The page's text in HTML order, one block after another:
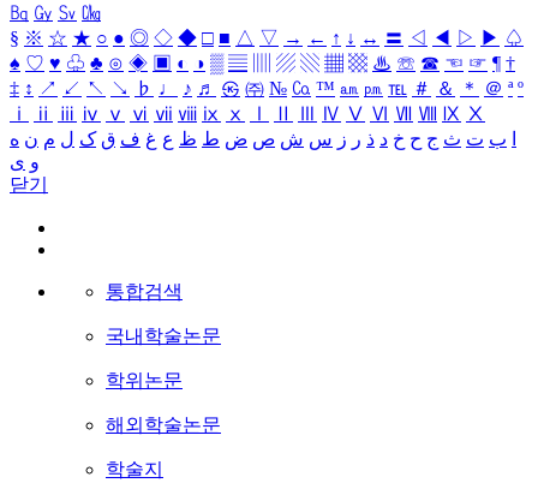
㏃ ㏉ ㏜ ㏆
§ ※ ☆ ★ ○ ● ◎ ◇ ◆ □ ■ △ ▽ → ← ↑ ↓ ↔ 〓 ◁ ◀ ▷ ▶ ♤
♠ ♡ ♥ ♧ ♣ ⊙ ◈ ▣ ◐ ◑ ▒ ▤ ▨ ▧ ▦ ▩ ♨ ☏ ☎ ☜ ☞ ¶ †
‡ ↕ ↗ ↙ ↖ ↘ ♭ ♩ ♪ ♬ ㉿ ㈜ № ㏇ ™ ㏂ ㏘ ℡ ＃ ＆ ＊ ＠ ª º
ⅰ
ⅱ ⅲ ⅳ ⅴ ⅵ ⅶ ⅷ ⅸ ⅹ Ⅳ Ⅴ Ⅵ Ⅶ Ⅷ Ⅸ Ⅹ
ب ت ث ج ح خ د ذ ر ز س ش ص ض ط ظ ع غ ف ق ک ل م ن ه
و ی
닫기
통합검색
국내학술논문
학위논문
해외학술논문
학술지